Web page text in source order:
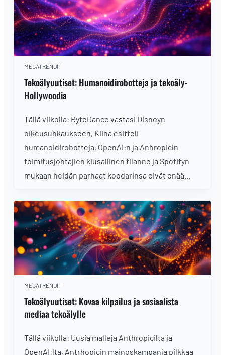
MEGATRENDIT
Tekoälyuutiset: Humanoidirobotteja ja tekoäly-
Hollywoodia
Tällä viikolla: ByteDance vastasi Disneyn
oikeusuhkaukseen, Kiina esitteli
humanoidirobotteja, OpenAI:n ja Anhropicin
toimitusjohtajien kiusallinen tilanne ja Spotifyn
mukaan heidän parhaat koodarinsa eivät enää
MEGATRENDIT
Tekoälyuutiset: Kovaa kilpailua ja sosiaalista
mediaa tekoälylle
Tällä viikolla: Uusia malleja Anthropicilta ja
OpenAI:lta, Antrhopicin mainoskampanja pilkkaa